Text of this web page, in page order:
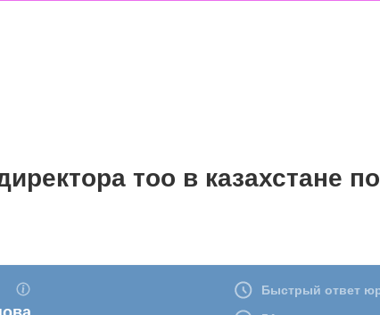
тоо в казахстане по